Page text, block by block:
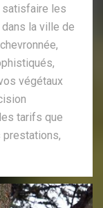
satisfaire les
la ville de
végétaux
tarifs que
prestations,